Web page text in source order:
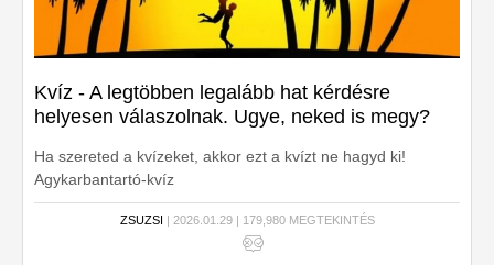
Kvíz - A legtöbben legalább hat kérdésre
helyesen válaszolnak. Ugye, neked is megy?
Ha szereted a kvízeket, akkor ezt a kvízt ne hagyd ki!
Agykarbantartó-kvíz
ZSUZSI | 2026.01.29 | 179,980 MEGTEKINTÉS